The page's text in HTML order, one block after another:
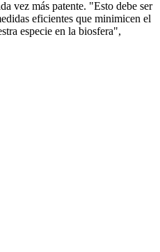
vez más patente. "Esto debe ser
eficientes que minimicen el
especie en la biosfera",